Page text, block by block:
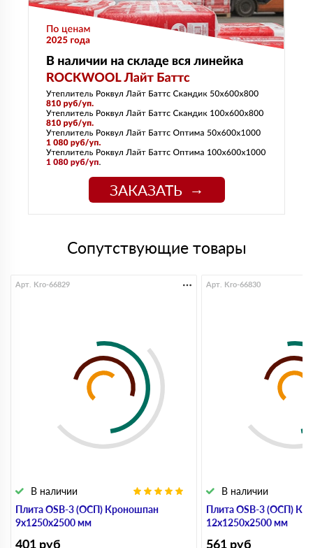
ЗАКАЗАТЬ
Сопутствующие товары
Плита OSB-3 (ОСП) Кроношпан
9х1250х2500 мм
В наличии
Арт. Kro-66829
401 руб
Плита OSB-3 (ОСП)
12х1250х2500 мм
В наличии
Арт. Kro-66830
561 руб